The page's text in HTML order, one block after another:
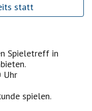
statt
Spieletreff in
Uhr
spielen.